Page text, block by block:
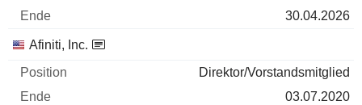
30.04.2026
Afiniti, Inc.
Direktor/Vorstandsmitglied
03.07.2020